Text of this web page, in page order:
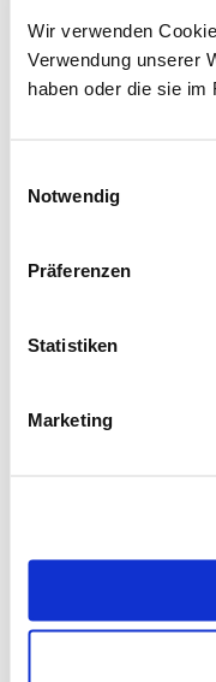
Wir verwenden
Verwendung unserer
haben oder die sie im
Notwendig
Präferenzen
Statistiken
Marketing